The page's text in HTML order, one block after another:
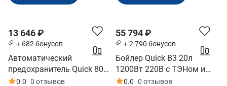
13 646 ₽
+ 682 бонусов
Автоматический
предохранитель Quick 80А
(FDWCB0800000A00,
0.0 0 отзывов
55 794 ₽
+ 2 790 бонусов
Бойлер Quick В3 20л
1200Вт 220В с ТЭНом и
теплообменником
0.0 0 отзывов